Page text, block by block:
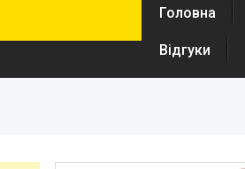
Головна
Відгуки